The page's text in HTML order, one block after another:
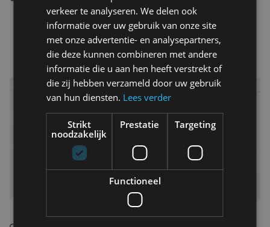
verkeer te analyseren. We delen ook
informatie over uw gebruik van onze site
met onze advertentie- en analysepartners,
die deze kunnen combineren met andere
informatie die u aan hen heeft verstrekt of
die zij hebben verzameld door uw gebruik
van hun diensten. Lees verder
Strikt
noodzakelijk
Prestatie Targeting
Functioneel